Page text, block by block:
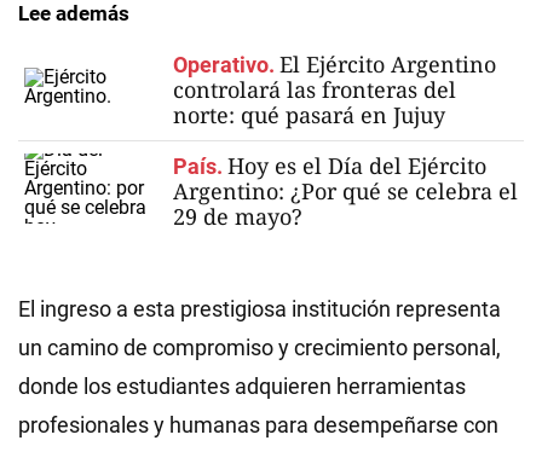
Lee además
Operativo. El Ejército Argentino
controlará las fronteras del
norte: qué pasará en Jujuy
País. Hoy es el Día del Ejército
Argentino: ¿Por qué se celebra el
29 de mayo?
El ingreso a esta prestigiosa institución representa
un camino de compromiso y crecimiento personal,
donde los estudiantes adquieren herramientas
profesionales y humanas para desempeñarse con